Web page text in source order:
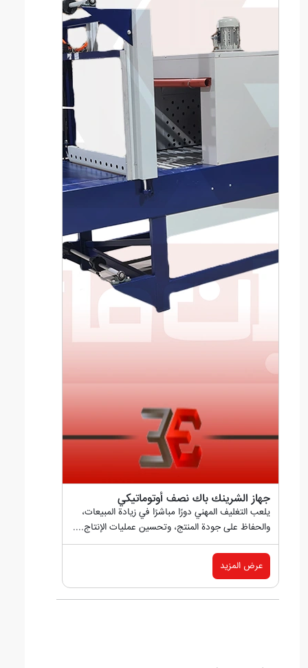
جهاز الشرینك باك نصف أوتوماتيكي
يلعب التغليف المهني دورًا مباشرًا في زيادة المبيعات،
والحفاظ على جودة المنتج، وتحسين عمليات الإنتاج....
عرض المزيد